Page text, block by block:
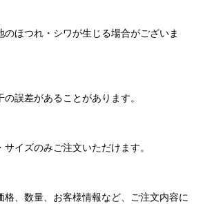
ほつれ・シワが生じる場合がございま
誤差があることがあります。
イズのみご注文いただけます。
、数量、お客様情報など、ご注文内容に